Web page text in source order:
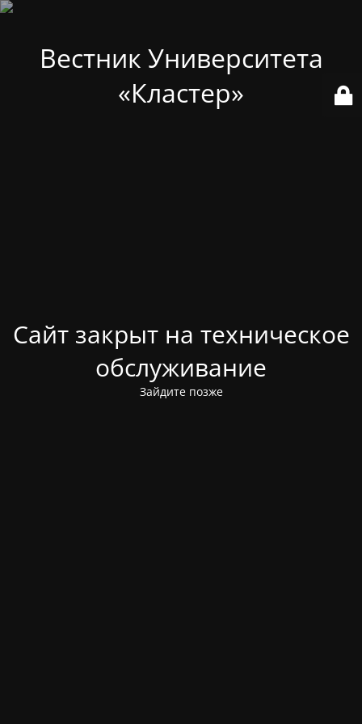
Вестник Университета
«Кластер»
Сайт закрыт на техническое
обслуживание
Зайдите позже